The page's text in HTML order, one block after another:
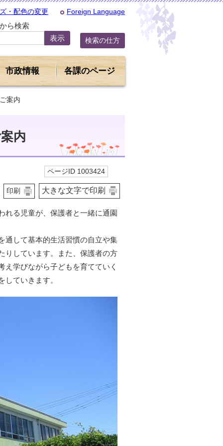
・配色の変更 Foreign Language
ら検索
検索の仕方
市政情報 各課のページ
案内
内
ページID 1003424
印刷 大きな文字で印刷
れる児童が、保護者と一緒に通園
通して基本的生活習慣の自立や集
りしています。また、保護者の方
学びながら子どもを育てていく
ていきます。